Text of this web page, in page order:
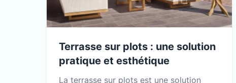
Terrasse sur plots : une solution
pratique et esthétique
La terrasse sur plots est une solution